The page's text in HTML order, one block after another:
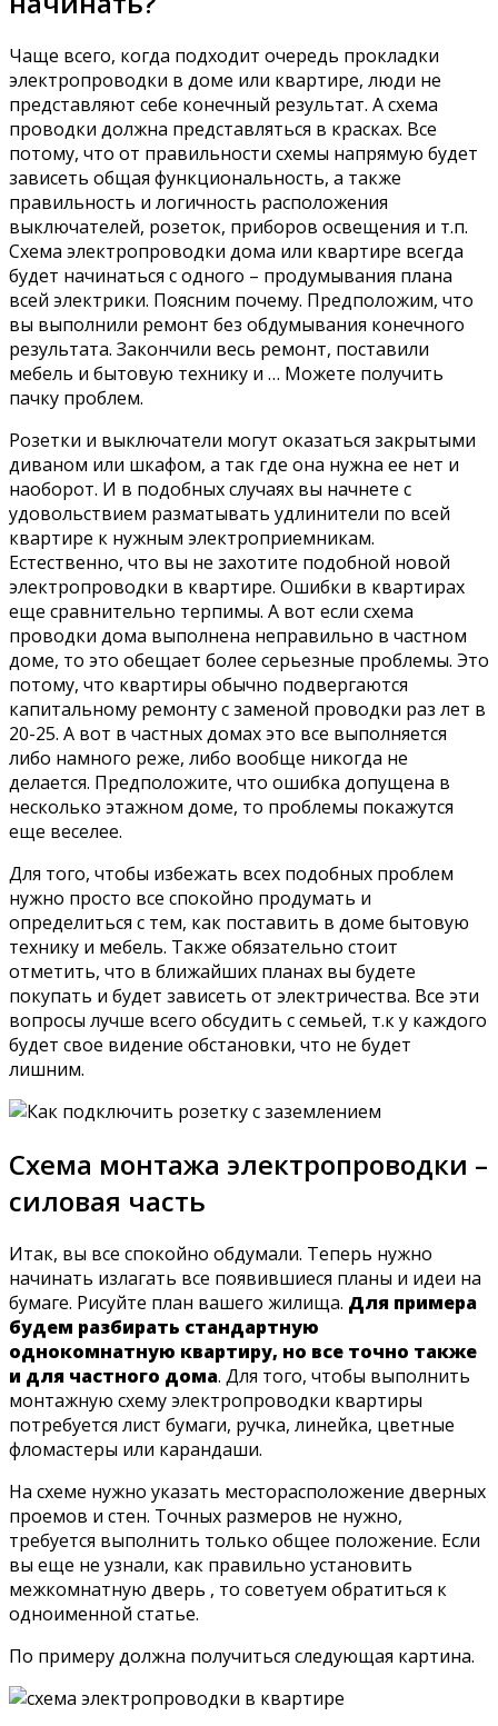
Чаще всего, когда подходит очередь прокладки
электропроводки в доме или квартире, люди не
представляют себе конечный результат. А схема
проводки должна представляться в красках. Все
потому, что от правильности схемы напрямую будет
зависеть общая функциональность, а также
правильность и логичность расположения
выключателей, розеток, приборов освещения и т.п.
Схема электропроводки дома или квартире всегда
будет начинаться с одного – продумывания плана
всей электрики. Поясним почему. Предположим, что
вы выполнили ремонт без обдумывания конечного
результата. Закончили весь ремонт, поставили
мебель и бытовую технику и … Можете получить
пачку проблем.
Розетки и выключатели могут оказаться закрытыми
диваном или шкафом, а так где она нужна ее нет и
наоборот. И в подобных случаях вы начнете с
удовольствием разматывать удлинители по всей
квартире к нужным электроприемникам.
Естественно, что вы не захотите подобной новой
электропроводки в квартире. Ошибки в квартирах
еще сравнительно терпимы. А вот если схема
проводки дома выполнена неправильно в частном
доме, то это обещает более серьезные проблемы. Это
потому, что квартиры обычно подвергаются
капитальному ремонту с заменой проводки раз лет в
20-25. А вот в частных домах это все выполняется
либо намного реже, либо вообще никогда не
делается. Предположите, что ошибка допущена в
несколько этажном доме, то проблемы покажутся
еще веселее.
Для того, чтобы избежать всех подобных проблем
нужно просто все спокойно продумать и
определиться с тем, как поставить в доме бытовую
технику и мебель. Также обязательно стоит
отметить, что в ближайших планах вы будете
покупать и будет зависеть от электричества. Все эти
вопросы лучше всего обсудить с семьей, т.к у каждого
будет свое видение обстановки, что не будет
лишним.
Схема монтажа электропроводки –
силовая часть
Итак, вы все спокойно обдумали. Теперь нужно
начинать излагать все появившиеся планы и идеи на
бумаге. Рисуйте план вашего жилища. Для примера
будем разбирать стандартную
однокомнатную квартиру, но все точно также
и для частного дома. Для того, чтобы выполнить
монтажную схему электропроводки квартиры
потребуется лист бумаги, ручка, линейка, цветные
фломастеры или карандаши.
На схеме нужно указать месторасположение дверных
проемов и стен. Точных размеров не нужно,
требуется выполнить только общее положение. Если
вы еще не узнали, как правильно установить
межкомнатную дверь , то советуем обратиться к
одноименной статье.
По примеру должна получиться следующая картина.